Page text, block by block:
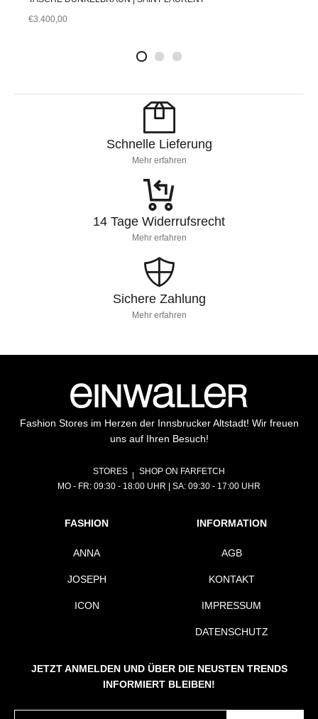
€3.400,00
Schnelle Lieferung
Mehr erfahren
14 Tage Widerrufsrecht
Mehr erfahren
Sichere Zahlung
Mehr erfahren
Fashion Stores im Herzen der Innsbrucker Altstadt! Wir freuen
uns auf Ihren Besuch!
STORES
SHOP ON FARFETCH
MO - FR: 09:30 - 18:00 UHR | SA: 09:30 - 17:00 UHR
FASHION
ANNA
JOSEPH
ICON
INFORMATION
AGB
KONTAKT
IMPRESSUM
DATENSCHUTZ
JETZT ANMELDEN UND ÜBER DIE NEUSTEN TRENDS
INFORMIERT BLEIBEN!